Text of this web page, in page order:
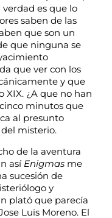
verdad es que lo
saben de las
que son un
que ninguna se
que ver con los
y que
XIX. ¿A que no han
minutos que
al presunto
misterio.
de la aventura
así Enigmas me
sucesión de
y
plató que parecía
Luis Moreno. El